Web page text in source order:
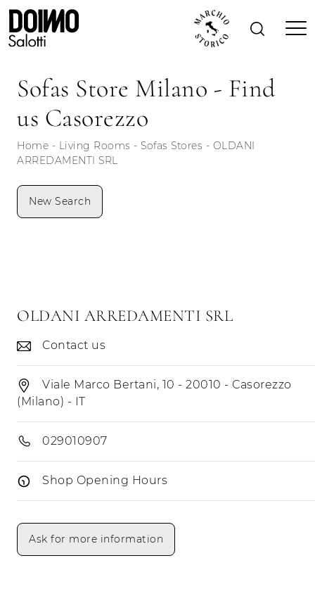
Sofas Store Milano - Find
us Casorezzo
Home - Living Rooms - Sofas Stores - OLDANI
ARREDAMENTI SRL
New Search
OLDANI ARREDAMENTI SRL
Contact us
Viale Marco Bertani, 10 - 20010 - Casorezzo
(Milano) - IT
029010907
Shop Opening Hours
Monday
Ask for more information